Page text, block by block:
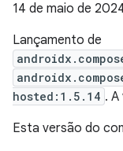
14 de maio de
Lançamento de
hosted:1.5.14 .
Esta versão do